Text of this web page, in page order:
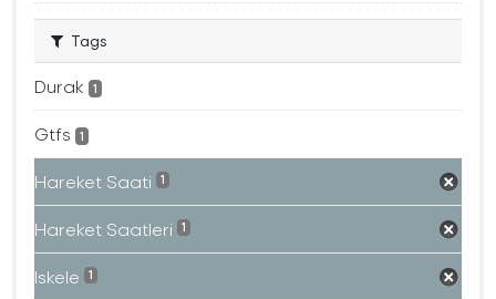
Tags
Durak 1
Gtfs 1
Hareket Saati 1
Hareket Saatleri 1
Iskele 1